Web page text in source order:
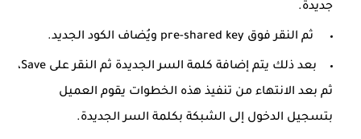
جديدة.
ثم النقر فوق pre-shared key ويُضاف الكود الجديد.
بعد ذلك يتم إضافة كلمة السر الجديدة ثم النقر على Save،
ثم بعد الانتهاء من تنفيذ هذه الخطوات يقوم العميل
بتسجيل الدخول إلى الشبكة بكلمة السر الجديدة.